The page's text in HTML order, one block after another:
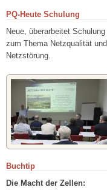
PQ-Heute Schulung
Neue, überarbeitet Schulung
zum Thema Netzqualität und
Netzstörung.
Buchtip
Die Macht der Zellen: